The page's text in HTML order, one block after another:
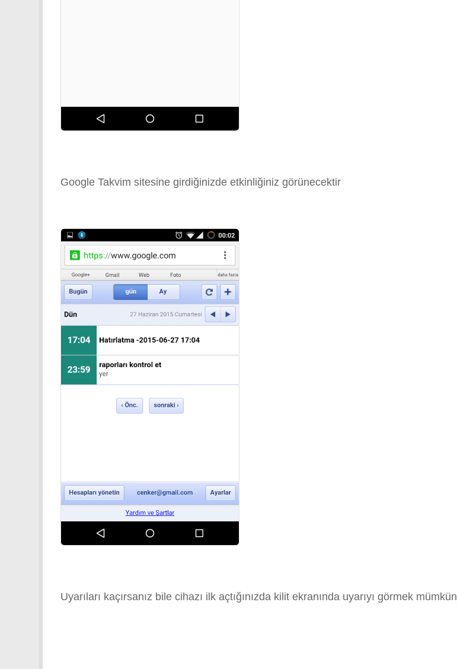
Google Takvim sitesine girdiğinizde etkinliğiniz görünecektir
Uyarıları kaçırsanız bile cihazı ilk açtığınızda kilit ekranında uyarıyı görmek mümkün